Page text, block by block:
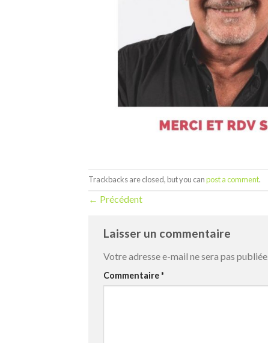
Trackbacks are closed, but you canpost a comment.
← Précédent
Laisser un commentaire
Votre adresse e-mail ne sera pas publiée.
Commentaire*